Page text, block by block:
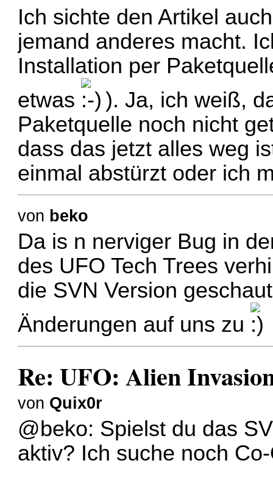
Ich sichte den Artikel
jemand anderes macht.
Installation per
etwas
). Ja, ich weiß,
Paketquelle noch nicht
dass das jetzt alles weg
einmal abstürzt oder ich
von beko
Da is n nerviger Bug in
des UFO Tech Trees
die SVN Version
Änderungen auf uns zu
Re: UFO: Alien
von Quix0r
@beko: Spielst du das
aktiv? Ich suche noch